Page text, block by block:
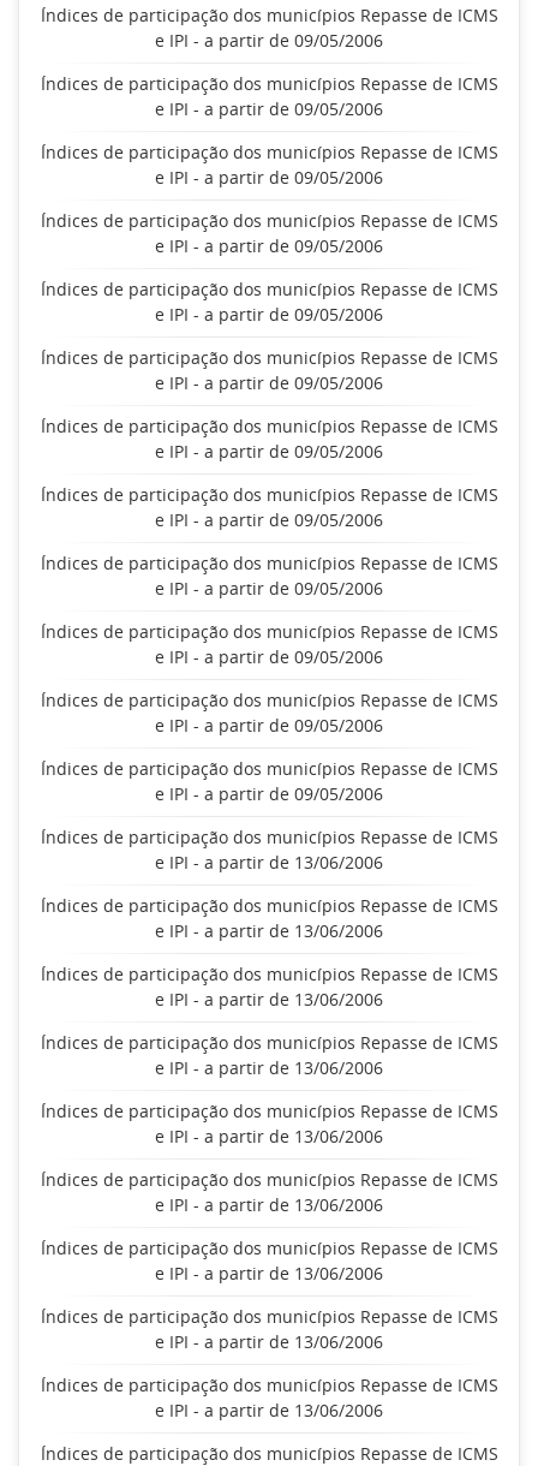
Índices de participação dos municípios Repasse de ICMS
e IPI - a partir de 09/05/2006
Índices de participação dos municípios Repasse de ICMS
e IPI - a partir de 09/05/2006
Índices de participação dos municípios Repasse de ICMS
e IPI - a partir de 09/05/2006
Índices de participação dos municípios Repasse de ICMS
e IPI - a partir de 09/05/2006
Índices de participação dos municípios Repasse de ICMS
e IPI - a partir de 09/05/2006
Índices de participação dos municípios Repasse de ICMS
e IPI - a partir de 09/05/2006
Índices de participação dos municípios Repasse de ICMS
e IPI - a partir de 09/05/2006
Índices de participação dos municípios Repasse de ICMS
e IPI - a partir de 09/05/2006
Índices de participação dos municípios Repasse de ICMS
e IPI - a partir de 09/05/2006
Índices de participação dos municípios Repasse de ICMS
e IPI - a partir de 09/05/2006
Índices de participação dos municípios Repasse de ICMS
e IPI - a partir de 09/05/2006
Índices de participação dos municípios Repasse de ICMS
e IPI - a partir de 09/05/2006
Índices de participação dos municípios Repasse de ICMS
e IPI - a partir de 13/06/2006
Índices de participação dos municípios Repasse de ICMS
e IPI - a partir de 13/06/2006
Índices de participação dos municípios Repasse de ICMS
e IPI - a partir de 13/06/2006
Índices de participação dos municípios Repasse de ICMS
e IPI - a partir de 13/06/2006
Índices de participação dos municípios Repasse de ICMS
e IPI - a partir de 13/06/2006
Índices de participação dos municípios Repasse de ICMS
e IPI - a partir de 13/06/2006
Índices de participação dos municípios Repasse de ICMS
e IPI - a partir de 13/06/2006
Índices de participação dos municípios Repasse de ICMS
e IPI - a partir de 13/06/2006
Índices de participação dos municípios Repasse de ICMS
e IPI - a partir de 13/06/2006
Índices de participação dos municípios Repasse de ICMS